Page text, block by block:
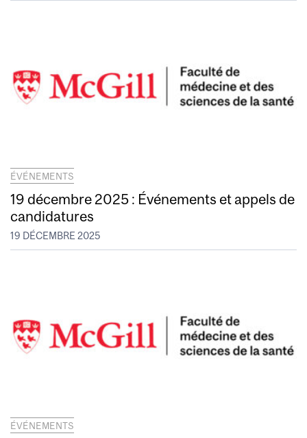
ÉVÉNEMENTS
19 décembre 2025 : Événements et appels de
candidatures
19 DÉCEMBRE 2025
ÉVÉNEMENTS